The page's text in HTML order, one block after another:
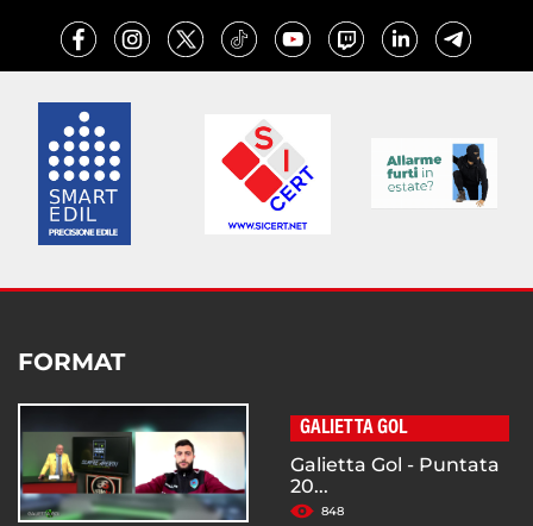
FORMAT
GALIETTA GOL
Galietta Gol - Puntata
20...
848